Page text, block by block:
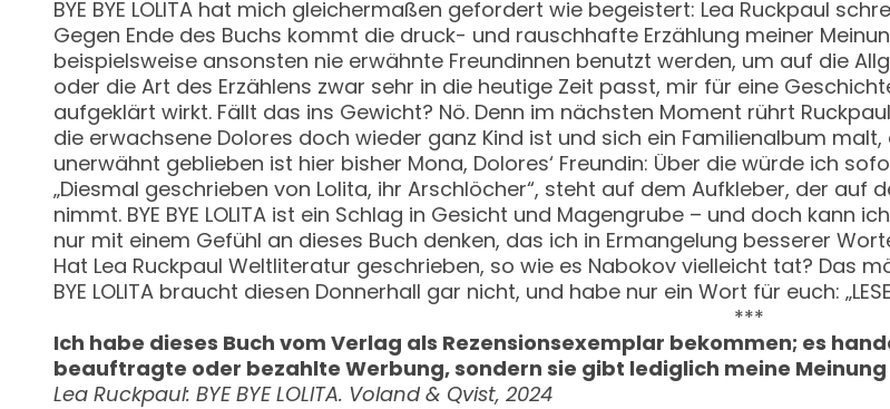
BYE BYE LOLITA hat mich gleichermaßen gefordert wie begeistert: Lea Ruckpaul
Gegen Ende des Buchs kommt die druck- und rauschhafte Erzählung meiner
beispielsweise ansonsten nie erwähnte Freundinnen benutzt werden, um auf die
oder die Art des Erzählens zwar sehr in die heutige Zeit passt, mir für eine
aufgeklärt wirkt. Fällt das ins Gewicht? Nö. Denn im nächsten Moment rührt
die erwachsene Dolores doch wieder ganz Kind ist und sich ein Familienalbum
unerwähnt geblieben ist hier bisher Mona, Dolores‘ Freundin: Über die würde ich
„Diesmal geschrieben von Lolita, ihr Arschlöcher“, steht auf dem Aufkleber, der auf
nimmt. BYE BYE LOLITA ist ein Schlag in Gesicht und Magengrube – und doch kann
nur mit einem Gefühl an dieses Buch denken, das ich in Ermangelung besserer
Hat Lea Ruckpaul Weltliteratur geschrieben, so wie es Nabokov vielleicht tat? Das
BYE LOLITA braucht diesen Donnerhall gar nicht, und habe nur ein Wort für euch:
***
Ich habe dieses Buch vom Verlag als Rezensionsexemplar bekommen; es
beauftragte oder bezahlte Werbung, sondern sie gibt lediglich meine
Lea Ruckpaul: BYE BYE LOLITA. Voland & Qvist, 2024